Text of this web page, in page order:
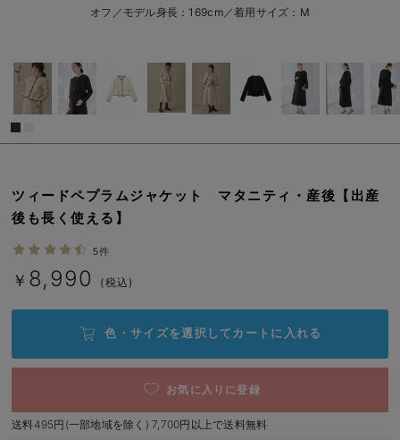
erbaviva（エルバビーバ）
ハレの日に着るANGELIEBEのセレモニー
買って正解！高評価レビューアイテム
親子コーデ｜ママとベビーにおすすめ！
便利な育児家電
保育園・入園準備特集
デロンギ
オフ／モデル身長：169cm／着用サイズ：M
ツィードペプラムジャケット マタニティ・産後【出産
後も長く使える】
5件
￥ 8,990 (税込)
色・サイズを選択して カートに入れる
お気に入りに登録
送料495円(一部地域を除く) 7,700円以上で送料無料
カートに入れる